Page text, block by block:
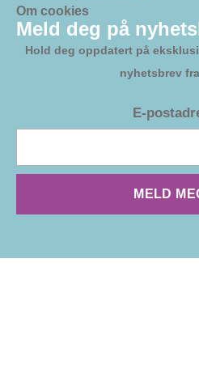
Om cookies
Meld deg på
Hold deg oppdatert på
nyhetsbrev
E-
MELD